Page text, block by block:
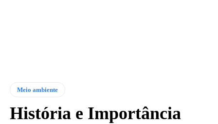
Meio ambiente
História e Importância